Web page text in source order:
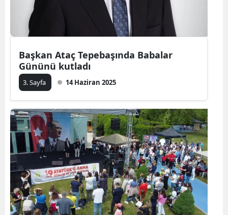
Başkan Ataç Tepebaşında Babalar
Gününü kutladı
3. Sayfa 14 Haziran 2025